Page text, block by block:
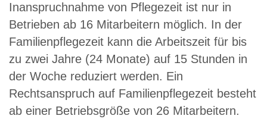
Inanspruchnahme von Pflegezeit ist nur in
Betrieben ab 16 Mitarbeitern möglich. In der
Familienpflegezeit kann die Arbeitszeit für bis
zu zwei Jahre (24 Monate) auf 15 Stunden in
der Woche reduziert werden. Ein
Rechtsanspruch auf Familienpflegezeit besteht
ab einer Betriebsgröße von 26 Mitarbeitern.